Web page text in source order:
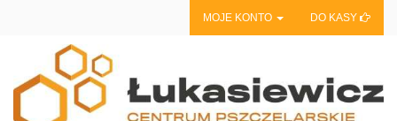
MOJE KONTO DO KASY